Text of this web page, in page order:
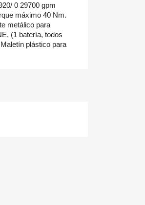
0 29700 gpm
máximo 40 Nm.
metálico para
(1 batería, todos
plástico para